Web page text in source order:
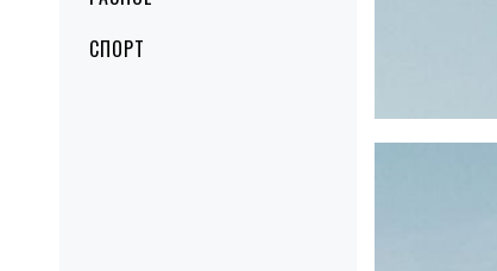
СПОРТ